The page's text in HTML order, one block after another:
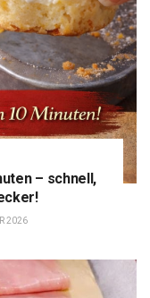
– schnell,
2026